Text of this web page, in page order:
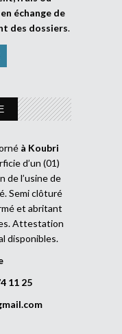
échange de
des dossiers.
à Koubri
d’un (01)
de l’usine de
Semi clôturé
et abritant
Attestation
disponibles.
11 25